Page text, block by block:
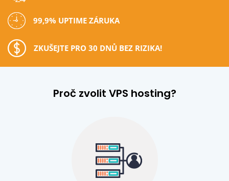
99,9% UPTIME ZÁRUKA
ZKUŠEJTE PRO 30 DNŮ BEZ RIZIKA!
Proč zvolit VPS hosting?